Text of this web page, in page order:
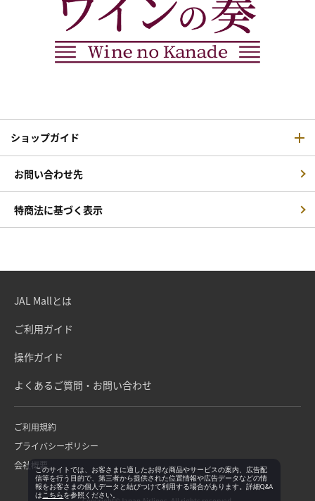
ショップガイド
お問い合わせ先
特商法に基づく表示
JAL Mallとは
ご利用ガイド
操作ガイド
よくあるご質問・お問い合わせ
ご利用規約
プライバシーポリシー
会社概要このサイトでは、お客さまに適したお得な商品やサービスの案内、広告配
信等を行う目的で、第三者から提供された位置情報や広告データなどの情
報をお客さまの個人データと結びつけて利用する場合があります。詳細Q&A
は こちらを参照ください。